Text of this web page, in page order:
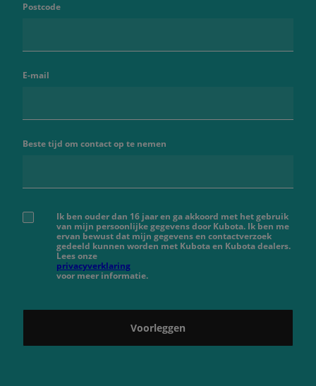
Postcode
E-mail
Beste tijd om contact op te nemen
Ik ben ouder dan 16 jaar en ga akkoord met het gebruik
van mijn persoonlijke gegevens door Kubota. Ik ben me
ervan bewust dat mijn gegevens en contactverzoek
gedeeld kunnen worden met Kubota en Kubota dealers.
Lees onze
privacyverklaring
voor meer informatie.
Voorleggen